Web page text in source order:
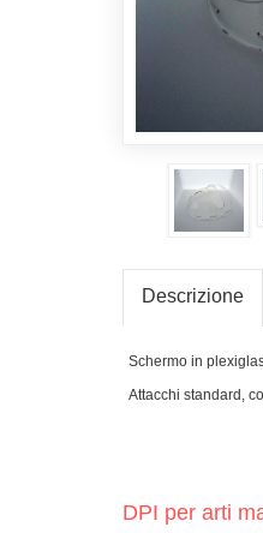
Descrizione
Schermo in
Attacchi standard,
DPI per arti